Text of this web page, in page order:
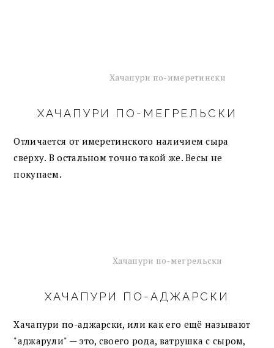
Хачапури по-имеретински
ХАЧАПУРИ ПО-МЕГРЕЛЬСКИ
Отличается от имеретинского наличием сыра
сверху. В остальном точно такой же. Весы не
покупаем.
Хачапури по-мегрельски
ХАЧАПУРИ ПО-АДЖАРСКИ
Хачапури по-аджарски, или как его ещё называют
"аджарули" — это, своего рода, ватрушка с сыром,